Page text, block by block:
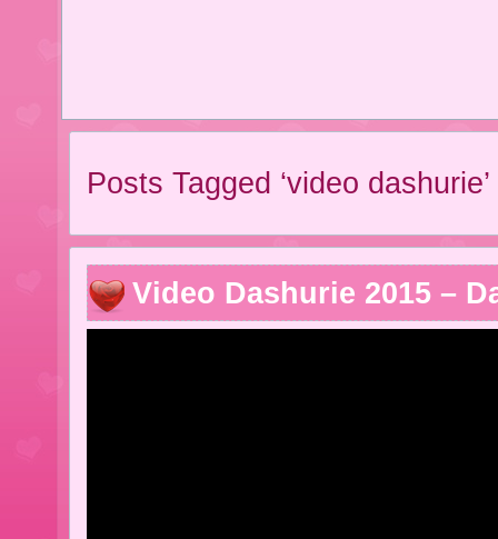
Posts Tagged ‘video dashurie’
Video Dashurie 2015 –